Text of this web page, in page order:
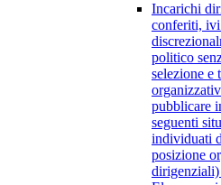
Incarichi
conferiti,
politico
selezione e
pubblicare
seguenti
individuati
posizione
dirigenziali)